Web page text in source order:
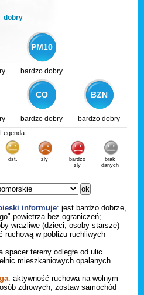
dobry
PM10
bardzo dobry
CO BZN
bardzo dobry bardzo dobry
Legenda:
dst. zły
bardzo
zły
brak
danych
informuje: jest bardzo dobrze,
powietrza bez ograniczeń;
wrażliwe (dzieci, osoby starsze)
ruchową w pobliżu ruchliwych
spacer tereny odległe od ulic
mieszkaniowych opalanych
: aktywność ruchowa na wolnym
zdrowych, zostaw samochód